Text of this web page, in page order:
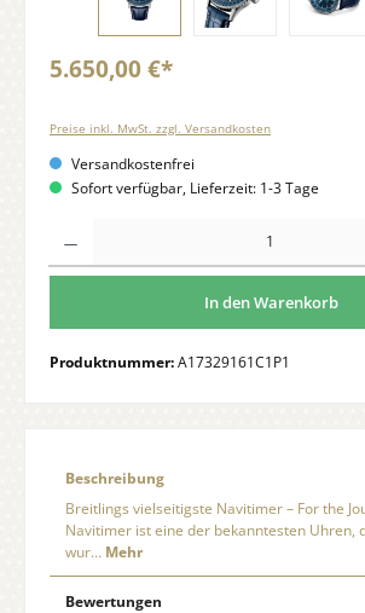
5.650,00 €*
Preise inkl. MwSt. zzgl. Versandkosten
Versandkostenfrei
Sofort verfügbar, Lieferzeit: 1-3 Tage
In den Warenkorb
Produktnummer:A17329161C1P1
Beschreibung
Breitlings vielseitigste Navitimer – For the
Navitimer ist eine der bekanntesten Uhren,
wur… Mehr
Bewertungen